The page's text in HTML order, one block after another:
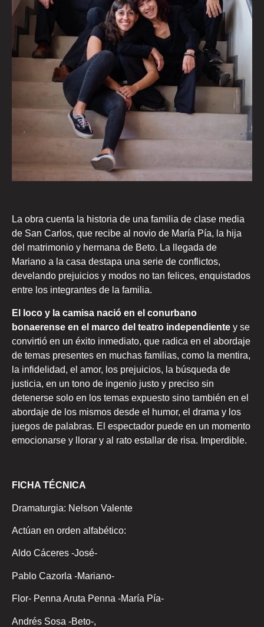
La obra cuenta la historia de una familia de clase media
de San Carlos, que recibe al novio de María Pía, la hija
del matrimonio y hermana de Beto. La llegada de
Mariano a la casa destapa una serie de conflictos,
develando prejuicios y modos no tan felices, enquistados
entre los integrantes de la familia.
El loco y la camisa nació en el conurbano
bonaerense en el marco del teatro independiente y se
convirtió en un éxito inmediato, que radica en el abordaje
de temas presentes en muchas familias, como la mentira,
la infidelidad, el amor, los prejuicios, la búsqueda de
justicia, en un tono de ingenio justo y preciso sin
detenerse solo en los temas expuesto sino también en el
abordaje de los mismos desde el humor, el drama y los
juegos de palabras. El espectador puede en un momento
emocionarse y llorar y al rato estallar de risa. Imperdible.
FICHA TÉCNICA
Dramaturgia: Nelson Valente
Actúan en orden alfabético:
Aldo Cáceres -José-
Pablo Cazorla -Mariano-
Flor- Penna Aruta Penna -María Pía-
Andrés Sosa -Beto-,